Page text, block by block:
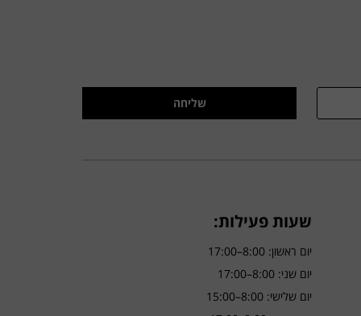
שליחה
שעות פעילות:
יום ראשון: 8:00–17:00
יום שני: 8:00–17:00
יום שלישי: 8:00–15:00